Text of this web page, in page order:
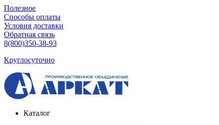
Полезное
Способы оплаты
Условия доставки
Обратная связь
8(800)350-38-93
Круглосуточно
Каталог